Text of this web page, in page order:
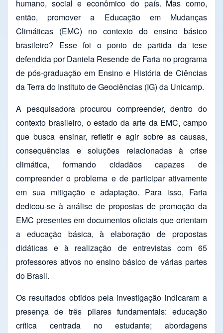
humano, social e econômico do país. Mas como,
então, promover a Educação em Mudanças
Climáticas (EMC) no contexto do ensino básico
brasileiro? Esse foi o ponto de partida da tese
defendida por Daniela Resende de Faria no programa
de pós-graduação em Ensino e História de Ciências
da Terra do Instituto de Geociências (IG) da Unicamp.
A pesquisadora procurou compreender, dentro do
contexto brasileiro, o estado da arte da EMC, campo
que busca ensinar, refletir e agir sobre as causas,
consequências e soluções relacionadas à crise
climática, formando cidadãos capazes de
compreender o problema e de participar ativamente
em sua mitigação e adaptação. Para isso, Faria
dedicou-se à análise de propostas de promoção da
EMC presentes em documentos oficiais que orientam
a educação básica, à elaboração de propostas
didáticas e à realização de entrevistas com 65
professores ativos no ensino básico de várias partes
do Brasil.
Os resultados obtidos pela investigação indicaram a
presença de três pilares fundamentais: educação
crítica centrada no estudante; abordagens